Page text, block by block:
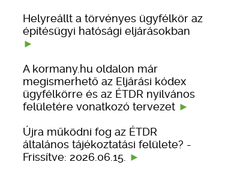
Helyreállt a törvényes ügyfélkör az
építésügyi hatósági eljárásokban
A kormany.hu oldalon már
megismerhető az Eljárási kódex
ügyfélkörre és az ÉTDR nyilvános
felületére vonatkozó tervezet
Újra működni fog az ÉTDR
általános tájékoztatási felülete? -
Frissítve: 2026.06.15.